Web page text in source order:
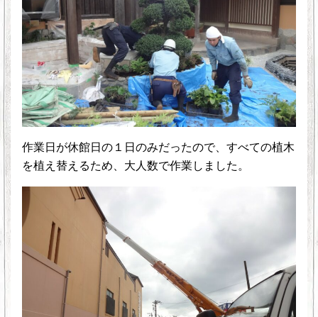
作業日が休館日の１日のみだったので、すべての植木
を植え替えるため、大人数で作業しました。